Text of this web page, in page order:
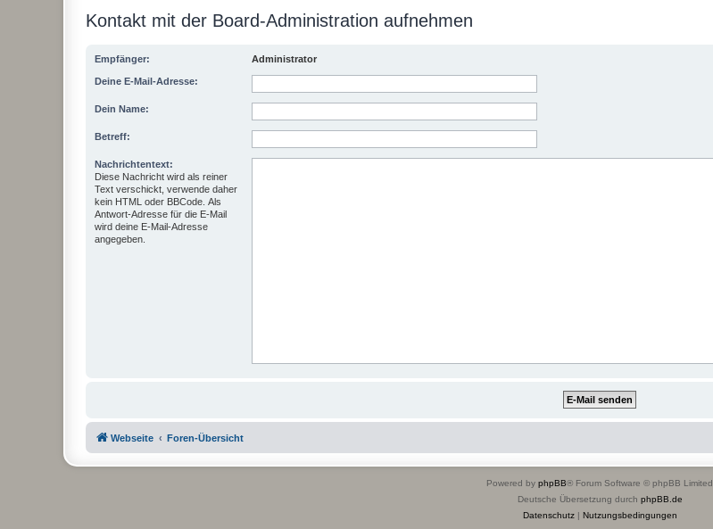
Kontakt mit der Board-Administration aufnehmen
Empfänger: Administrator
Deine E-Mail-Adresse:
Dein Name:
Betreff:
Nachrichtentext:
Diese Nachricht wird als reiner
Text verschickt, verwende daher
kein HTML oder BBCode. Als
Antwort-Adresse für die E-Mail
wird deine E-Mail-Adresse
angegeben.
Webseite Foren-Übersicht
Powered by phpBB® Forum Software © phpBB Limited
Deutsche Übersetzung durch phpBB.de
Datenschutz| Nutzungsbedingungen